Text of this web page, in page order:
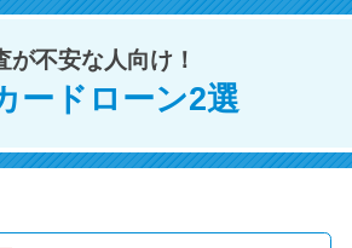
悩む人へ街金をおすすめしな
理由
屋でお金を借りるには？年利
が不安な人向け！
ードローン2選